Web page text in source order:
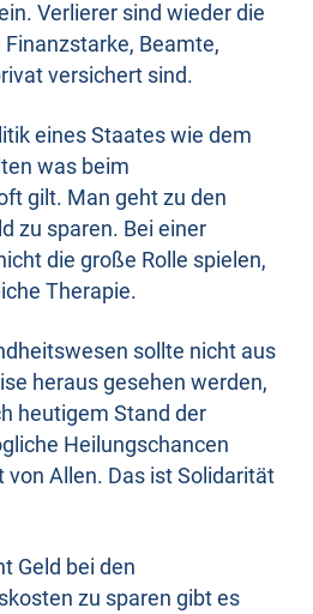
Verlierer sind wieder die
Beamte,
versichert sind.
eines Staates wie dem
was beim
gilt. Man geht zu den
zu sparen. Bei einer
die große Rolle spielen,
Therapie.
sollte nicht aus
heraus gesehen werden,
heutigem Stand der
Heilungschancen
Allen. Das ist Solidarität
Geld bei den
zu sparen gibt es